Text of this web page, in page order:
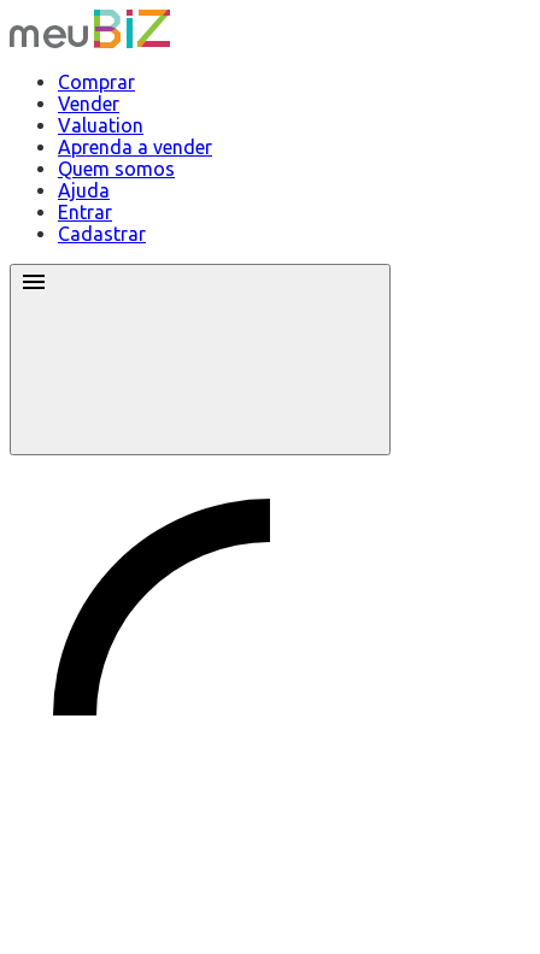
Comprar
Vender
Valuation
Aprenda a vender
Quem somos
Ajuda
Entrar
Cadastrar